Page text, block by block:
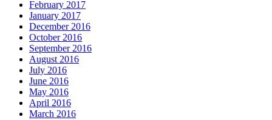
February 2017
January 2017
December 2016
October 2016
September 2016
August 2016
July 2016
June 2016
May 2016
April 2016
March 2016